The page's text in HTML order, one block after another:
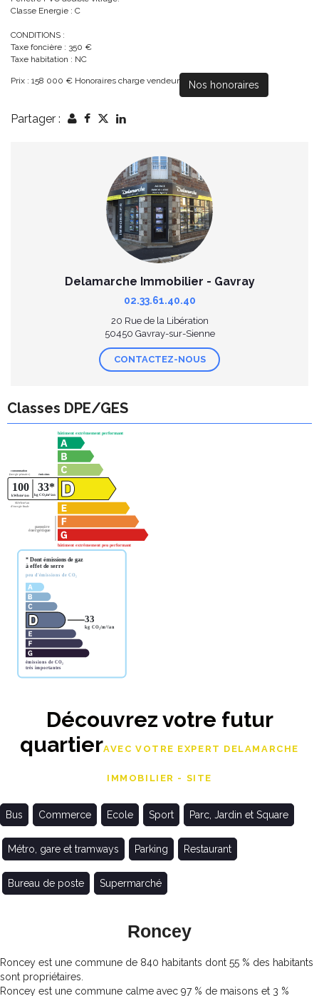
Classe Energie : C
CONDITIONS :
Taxe foncière : 350 €
Taxe habitation : NC
Prix : 158 000 € Honoraires charge vendeur Nos honoraires
Partager :
Delamarche Immobilier - Gavray
02.33.61.40.40
20 Rue de la Libération
50450 Gavray-sur-Sienne
CONTACTEZ-NOUS
Classes DPE/GES
Découvrez votre futur
quartierAVEC VOTRE EXPERT DELAMARCHE
IMMOBILIER - SITE
Bus Commerce Ecole Sport Parc, Jardin et Square
Métro, gare et tramways Parking Restaurant
Bureau de poste Supermarché
Roncey
Roncey est une commune de 840 habitants dont 55 % des habitants
sont propriétaires.
Roncey est une commune calme avec 97 % de maisons et 3 %